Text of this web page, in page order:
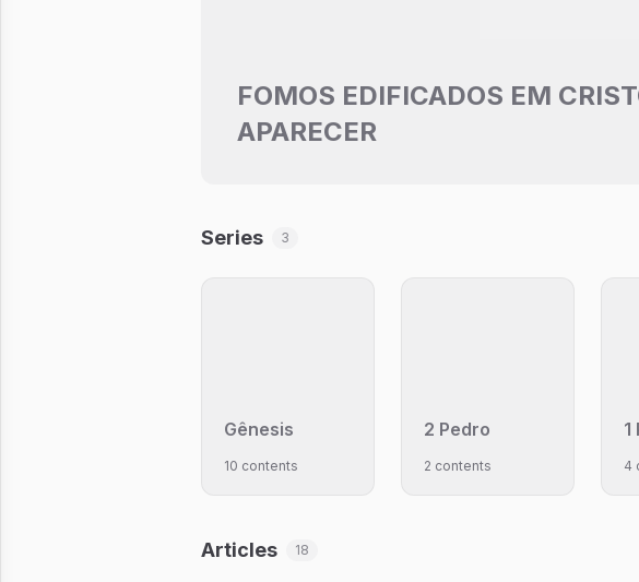
FOMOS EDIFICADOS EM
APARECER
Series 3
Gênesis
10 contents
2 Pedro
2 contents
1
4
Articles 18